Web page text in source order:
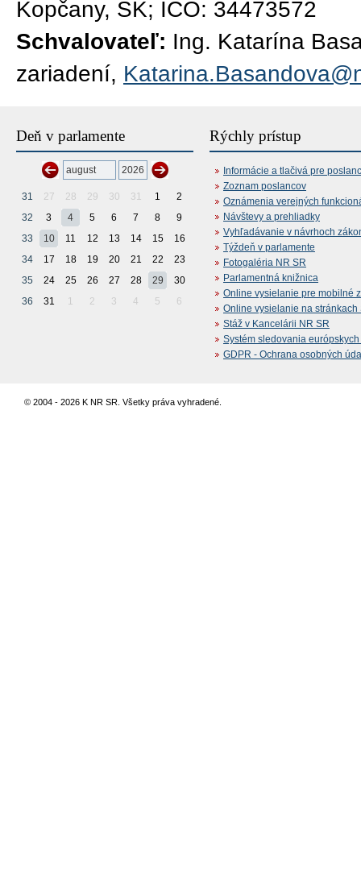
Kopčany, SK; IČO: 34473572
Schvalovateľ: Ing. Katarína
zariadení,
Deň v parlamente
31 27 28 29 30 31 1
2
32
3 4 5 6 7 8
9
33
10 11 12 13 14 15
16
34
17 18 19 20 21 22
23
35
24 25 26 27 28 29
30
36
31 1 2 3 4 5 6
Rýchly prístup
Informácie a tlačivá pre
Zoznam poslancov
Oznámenia verejných
Návštevy a prehliadky
Vyhľadávanie v návrhoch
Týždeň v parlamente
Fotogaléria NR SR
Parlamentná knižnica
Online vysielanie pre mobilné
Online vysielanie na stránkach
Stáž v Kancelárii NR SR
Systém sledovania
GDPR - Ochrana osobných
© 2004 - 2026 K NR SR. Všetky práva vyhradené.